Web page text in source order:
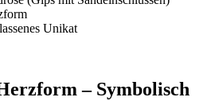
Unikat
– Symbolisch